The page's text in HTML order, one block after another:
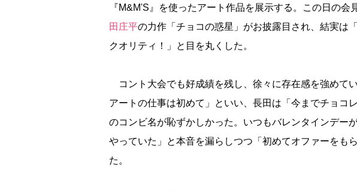
『M&M'S』を使ったアート作品を展示する。この日の会
田庄平の力作「チョコの惑星」がお披露目され、結実
クオリティ！」と目を丸くした。
コント大会でも好成績を残し、徐々に存在感を強めて
アートの仕事は初めて」といい、長田は「今までチョコ
のコンビ名が恥ずかしかった。いつもバレンタインデー
っていた」と本音を漏らしつつ「初めてオファーをも
た。